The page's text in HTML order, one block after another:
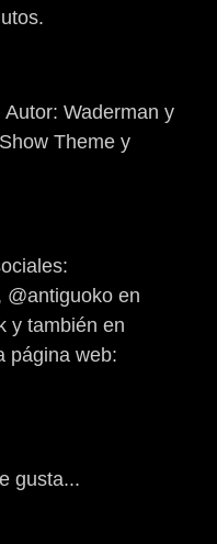
Waderman y
Theme y
@antiguoko en
y también en
página web:
gusta...